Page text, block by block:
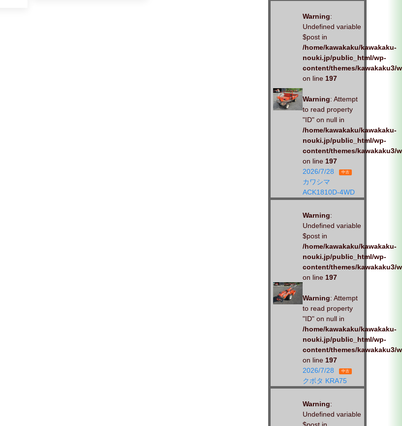
Warning:
Undefined variable
$post in
/home/kawakaku/kawakaku-
nouki.jp/public_html/wp-
content/themes/kawakaku3/
on line 197
Warning: Attempt
to read property
"ID" on null in
/home/kawakaku/kawakaku-
nouki.jp/public_html/wp-
content/themes/kawakaku3/
on line 197
2026/7/28
中古
カワシマ
ACK1810D-4WD
Warning:
Undefined variable
$post in
/home/kawakaku/kawakaku-
nouki.jp/public_html/wp-
content/themes/kawakaku3/
on line 197
Warning: Attempt
to read property
"ID" on null in
/home/kawakaku/kawakaku-
nouki.jp/public_html/wp-
content/themes/kawakaku3/
on line 197
2026/7/28
中古
クボタ KRA75
Warning:
Undefined variable